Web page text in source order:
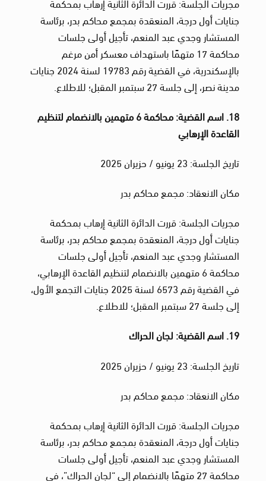
جنايات أول درجة، المنعقدة بمجمع محاكم بدر، برئاسة
المستشار وجدي عبد المنعم، تأجيل أولى جلسات
محاكمة 17 متهمًا باستهداف معسكر أمن مرغم
بالإسكندرية، في القضية رقم 19783 لسنة 2024 جنايات
مدينة نصر، إلى جلسة 27 سبتمبر المقبل؛ للاطلاع.
18. اسم القضية: محاكمة 6 متهمين بالانضمام لتنظيم
القاعدة الإرهابي
تاريخ الجلسة: 23 يونيو / حزيران 2025
مكان الانعقاد: مجمع محاكم بدر
مجريات الجلسة: قررت الدائرة الثانية إرهاب بمحكمة
جنايات أول درجة، المنعقدة بمجمع محاكم بدر، برئاسة
المستشار وجدي عبد المنعم، تأجيل أولى جلسات
محاكمة 6 متهمين بالانضمام لتنظيم القاعدة الإرهابي،
في القضية رقم 6573 لسنة 2025 جنايات التجمع الأول،
إلى جلسة 27 سبتمبر المقبل؛ للاطلاع.
19. اسم القضية: لجان الحراك
تاريخ الجلسة: 23 يونيو / حزيران 2025
مكان الانعقاد: مجمع محاكم بدر
مجريات الجلسة: قررت الدائرة الثانية إرهاب بمحكمة
جنايات أول درجة، المنعقدة بمجمع محاكم بدر، برئاسة
المستشار وجدي عبد المنعم، تأجيل أولى جلسات
محاكمة 27 متهمًا بالانضمام إلى “لجان الحراك”، في